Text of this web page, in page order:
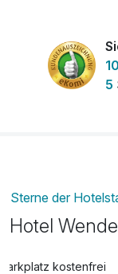
Cocktail
pro Stück 5
Sterne der
Hotel Wende
Parkplatz kostenfrei